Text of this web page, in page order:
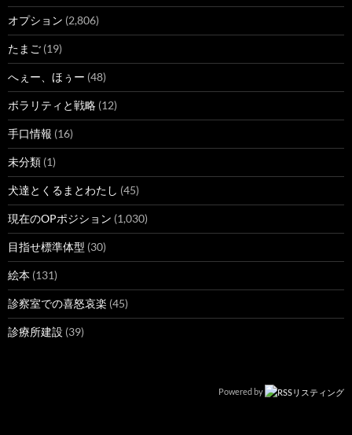
オプション (2,806)
たまご (19)
へぇー、ほぅー (48)
ボラリティと戦略 (12)
手口情報 (16)
未分類 (1)
犬達とくるまとわたし (45)
現在のOPポジション (1,030)
目指せ標準体型 (30)
絵本 (131)
診察室での喜怒哀楽 (45)
診療所建設 (39)
Powered by